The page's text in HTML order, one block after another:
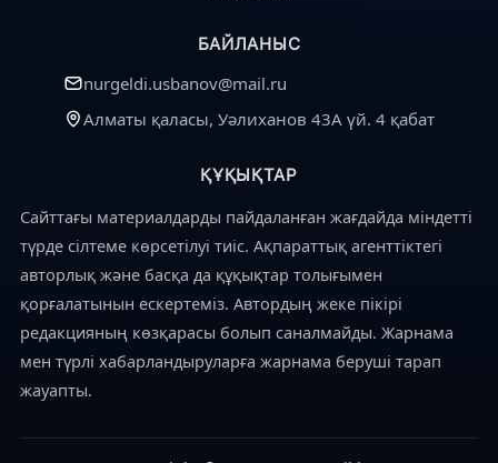
БАЙЛАНЫС
nurgeldi.usbanov@mail.ru
Алматы қаласы, Уәлиханов 43А үй. 4 қабат
ҚҰҚЫҚТАР
Сайттағы материалдарды пайдаланған жағдайда міндетті
түрде сілтеме көрсетілуі тиіс. Ақпараттық агенттіктегі
авторлық және басқа да құқықтар толығымен
қорғалатынын ескертеміз. Автордың жеке пікірі
редакцияның көзқарасы болып саналмайды. Жарнама
мен түрлі хабарландыруларға жарнама беруші тарап
жауапты.